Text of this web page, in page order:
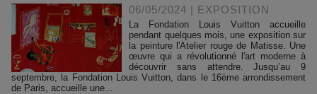
06/05/2024 | EXPOSITION
La Fondation Louis Vuitton accueille
pendant quelques mois, une exposition sur
la peinture l'Atelier rouge de Matisse. Une
œuvre qui a révolutionné l'art moderne à
découvrir sans attendre. Jusqu’au 9
septembre, la Fondation Louis Vuitton, dans le 16ème arrondissement
de Paris, accueille une...